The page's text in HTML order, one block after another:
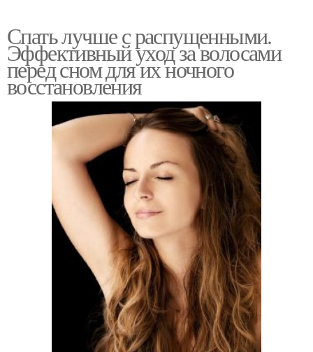
Спать лучше с распущенными.
Эффективный уход за волосами
перед сном для их ночного
восстановления